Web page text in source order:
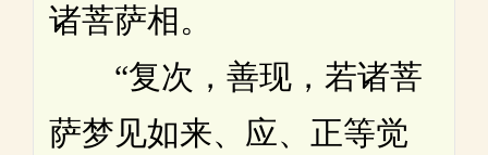
诸菩萨相。
“复次，善现，若诸菩
萨梦见如来、应、正等觉